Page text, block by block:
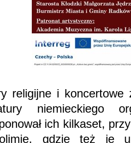
religijne i koncertowe
niemieckiego
ich kilkaset,
gdzie też je